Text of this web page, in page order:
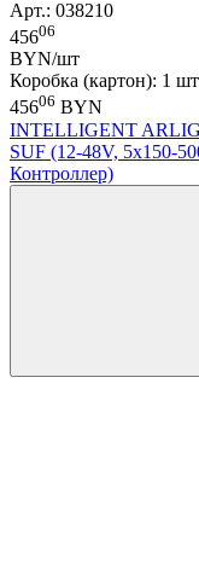
Арт.: 038210
45606
BYN/шт
Коробка (картон): 1 шт
45606 BYN
INTELLIGENT
SUF (12-48V, 5x150-
Контроллер)